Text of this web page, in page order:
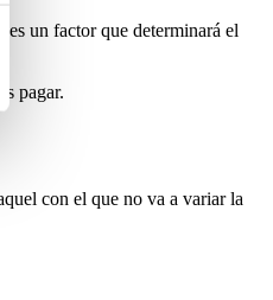
es un factor que determinará el
pagar.
con el que no va a variar la